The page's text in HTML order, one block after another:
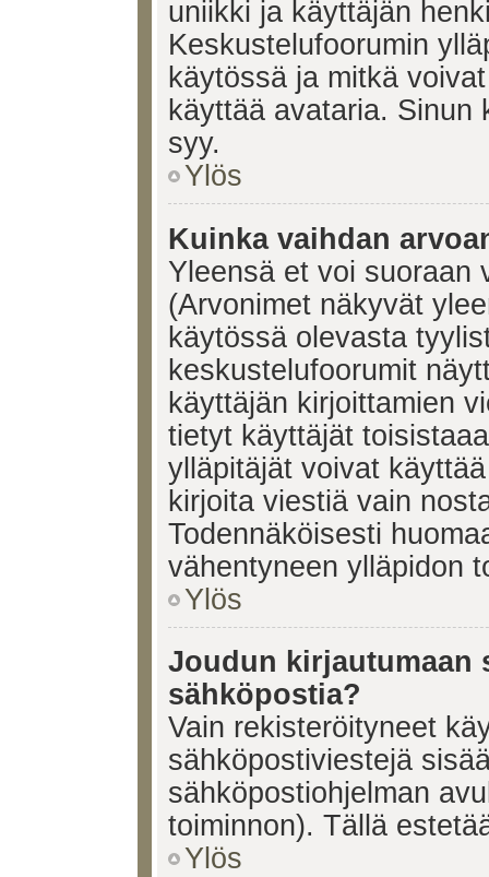
uniikki ja käyttäjän
Keskustelufoorumin
käytössä ja mitkä
käyttää avataria. Sinun
syy.
Ylös
Kuinka vaihdan
Yleensä et voi suoraan
(Arvonimet näkyvät
käytössä olevasta
keskustelufoorumit
käyttäjän kirjoittamien
tietyt käyttäjät
ylläpitäjät voivat
kirjoita viestiä vain
Todennäköisesti
vähentyneen ylläpidon
Ylös
Joudun kirjautumaan
sähköpostia?
Vain rekisteröityneet
sähköpostiviestejä
sähköpostiohjelman
toiminnon). Tällä
Ylös